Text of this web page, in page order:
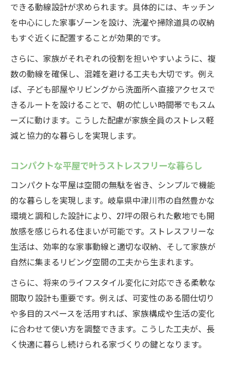
できる動線設計が求められます。具体的には、キッチン
を中心にした家事ゾーンを設け、洗濯や掃除道具の収納
もすぐ近くに配置することが効果的です。
さらに、家族がそれぞれの役割を担いやすいように、複
数の動線を確保し、混雑を避ける工夫も大切です。例え
ば、子ども部屋やリビングから洗面所へ直接アクセスで
きるルートを設けることで、朝の忙しい時間帯でもスム
ーズに動けます。こうした配慮が家族全員のストレス軽
減と協力的な暮らしを実現します。
コンパクトな平屋で叶うストレスフリーな暮らし
コンパクトな平屋は空間の無駄を省き、シンプルで機能
的な暮らしを実現します。岐阜県中津川市の自然豊かな
環境と調和した設計により、27坪の限られた敷地でも開
放感を感じられる住まいが可能です。ストレスフリーな
生活は、効率的な家事動線と適切な収納、そして家族が
自然に集まるリビング空間の工夫から生まれます。
さらに、将来のライフスタイル変化に対応できる柔軟な
間取り設計も重要です。例えば、可変性のある間仕切り
や多目的スペースを活用すれば、家族構成や生活の変化
に合わせて使い方を調整できます。こうした工夫が、長
く快適に暮らし続けられる家づくりの鍵となります。